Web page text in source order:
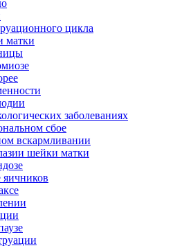
цикла
матки
заболеваниях
сбое
вскармливании
шейки матки